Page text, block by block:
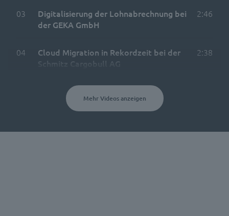
03
Digitalisierung der Lohnabrechnung bei
der GEKA GmbH
2:46
04
Cloud Migration in Rekordzeit bei der
Schmitz Cargobull AG
2:38
Mehr Videos anzeigen